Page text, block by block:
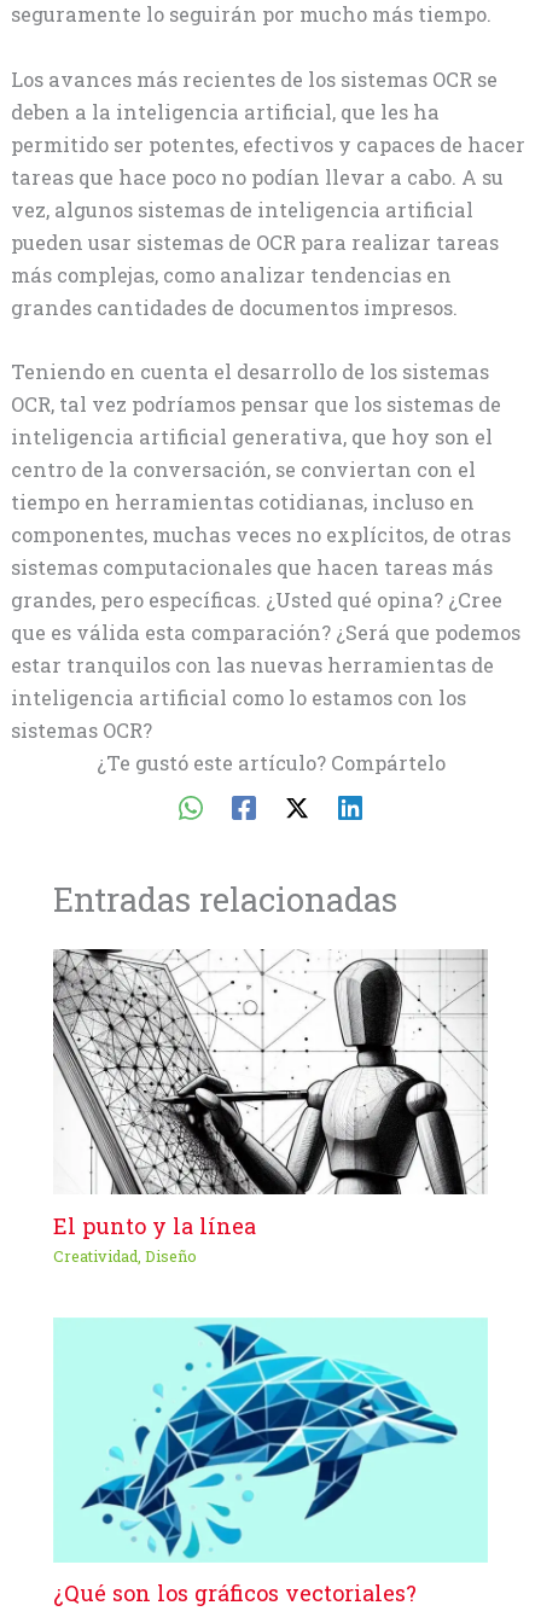
seguramente lo seguirán por mucho más tiempo.
Los avances más recientes de los sistemas OCR se
deben a la inteligencia artificial, que les ha
permitido ser potentes, efectivos y capaces de hacer
tareas que hace poco no podían llevar a cabo. A su
vez, algunos sistemas de inteligencia artificial
pueden usar sistemas de OCR para realizar tareas
más complejas, como analizar tendencias en
grandes cantidades de documentos impresos.
Teniendo en cuenta el desarrollo de los sistemas
OCR, tal vez podríamos pensar que los sistemas de
inteligencia artificial generativa, que hoy son el
centro de la conversación, se conviertan con el
tiempo en herramientas cotidianas, incluso en
componentes, muchas veces no explícitos, de otras
sistemas computacionales que hacen tareas más
grandes, pero específicas. ¿Usted qué opina? ¿Cree
que es válida esta comparación? ¿Será que podemos
estar tranquilos con las nuevas herramientas de
inteligencia artificial como lo estamos con los
sistemas OCR?
¿Te gustó este artículo? Compártelo
Entradas relacionadas
El punto y la línea
Creatividad Diseño
¿Qué son los gráficos vectoriales?